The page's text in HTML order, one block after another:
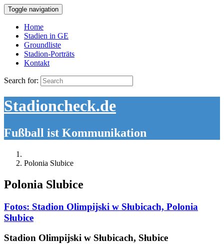
Toggle navigation
Home
Stadien in GE
Groundliste
Stadion-Porträts
Kontakt
Search for:
Stadioncheck.de
Fußball ist Kommunikation
Polonia Slubice
Polonia Slubice
Fotos: Stadion Olimpijski w Słubicach, Polonia
Słubice
Stadion Olimpijski w Słubicach, Słubice